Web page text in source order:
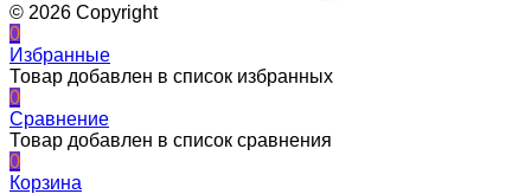
© 2026 Copyright
0
Избранные
Товар добавлен в список избранных
0
Сравнение
Товар добавлен в список сравнения
0
Корзина